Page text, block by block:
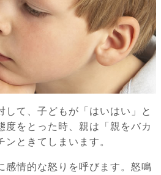
して、子どもが「はいはい」と
度をとった時、親は「親をバカ
ときてしまいます。
感情的な怒りを呼びます。怒鳴